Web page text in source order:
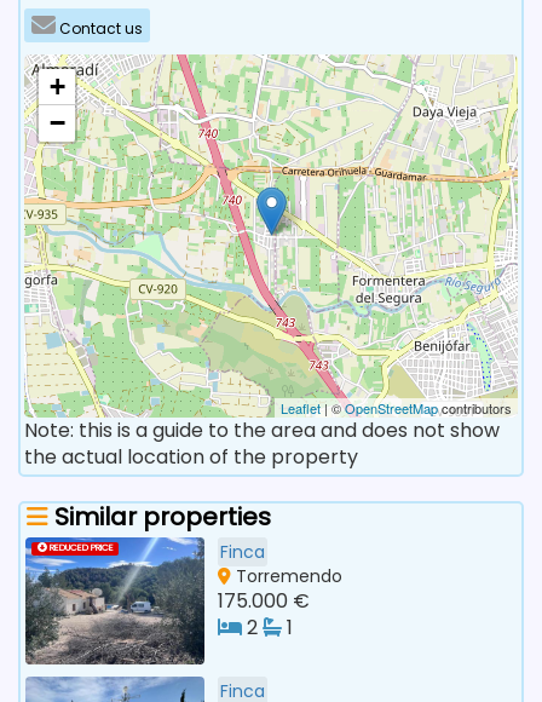
Contact us
+
−
Leaflet| ©OpenStreetMapcontributors
Note: this is a guide to the area and does not show
the actual location of the property
Similar properties
REDUCED PRICE
Finca
Torremendo
175.000 €
2
1
Finca